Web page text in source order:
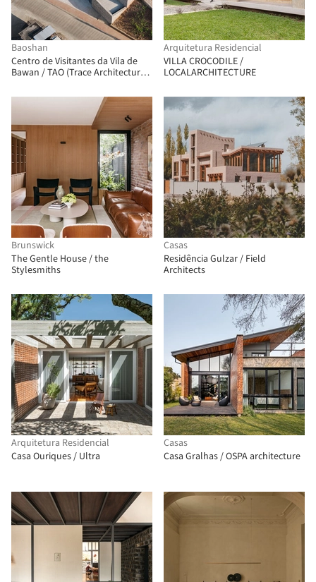
Baoshan
Centro de Visitantes da Vila de
Bawan / TAO (Trace Architecture
Arquitetura Residencial
VILLA CROCODILE /
LOCALARCHITECTURE
Brunswick
The Gentle House / the
Stylesmiths
Casas
Residência Gulzar / Field
Architects
Arquitetura Residencial
Casa Ouriques / Ultra
Casas
Casa Gralhas / OSPA architecture